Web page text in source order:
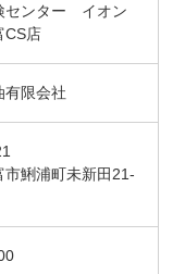
センター イオン
CS店
有限会社
市鯏浦町未新田21-